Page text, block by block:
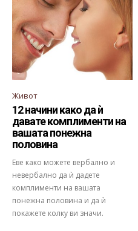
Живот
12 начини како да ѝ
давате комплименти на
вашата понежна
половина
Еве како можете вербално и
невербално да ѝ дадете
комплименти на вашата
понежна половина и да ѝ
покажете колку ви значи.